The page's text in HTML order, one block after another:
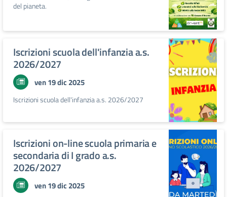
del pianeta.
Iscrizioni scuola dell'infanzia a.s.
2026/2027
ven 19 dic 2025
Iscrizioni scuola dell'infanzia a.s. 2026/2027
Iscrizioni on-line scuola primaria e
secondaria di I grado a.s.
2026/2027
ven 19 dic 2025